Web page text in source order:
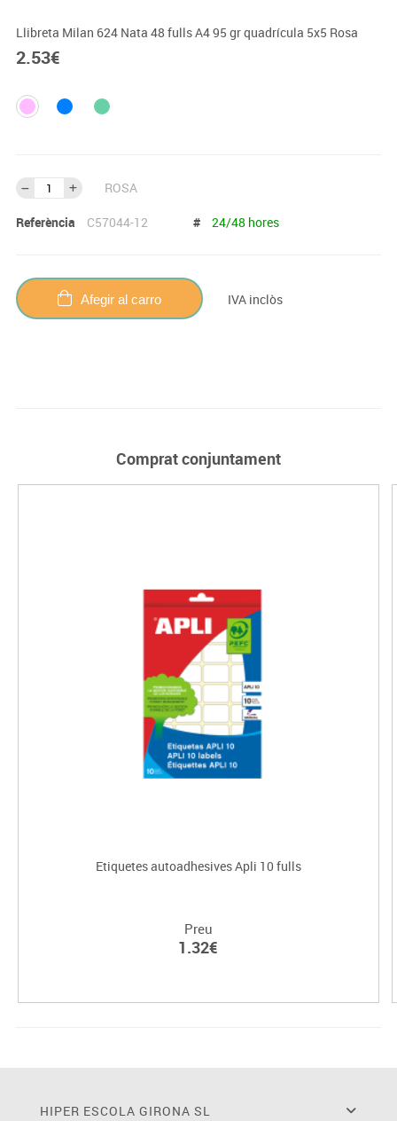
Llibreta Milan 624 Nata 48 fulls A4 95 gr quadrícula 5x5 Rosa
2.53€
ROSA
Referència C57044-12 # 24/48 hores
Afegir al carro IVA inclòs
Comprat conjuntament
Etiquetes autoadhesives Apli 10 fulls
Preu
1.32€
HIPER ESCOLA GIRONA SL